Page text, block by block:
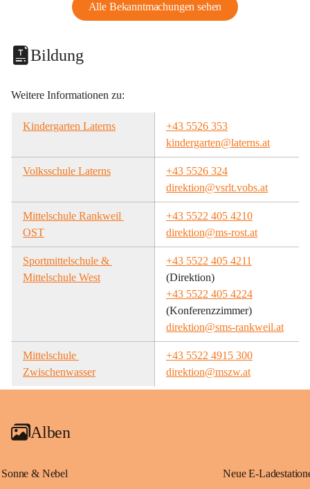
Alle Bekanntmachungen sehen
Bildung
Weitere Informationen zu:
Kindergarten Laterns
+43 5526 353
kindergarten@laterns.at
Volksschule Laterns
+43 5526 324
direktion@vsrlt.vobs.at
Mittelschule Rankweil
OST
+43 5522 405 4210
direktion@ms-rost.at
Sportmittelschule &
Mittelschule West
+43 5522 405 4211
(Direktion)
+43 5522 405 4224
(Konferenzzimmer)
direktion@sms-rankweil.at
Mittelschule
Zwischenwasser
+43 5522 4915 300
direktion@mszw.at
Alben
Sonne & Nebel